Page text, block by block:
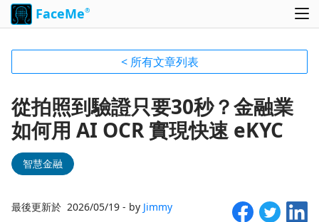
FaceMe®
< 所有文章列表
從拍照到驗證只要30秒？金融業
如何用 AI OCR 實現快速 eKYC
智慧金融
最後更新於 2026/05/19 - by Jimmy